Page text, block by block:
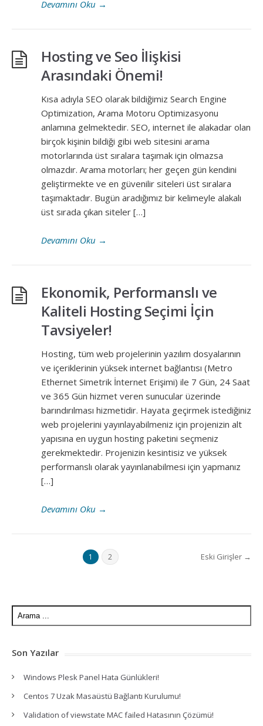
Devamını Oku →
Hosting ve Seo İlişkisi
Arasındaki Önemi!
Kısa adıyla SEO olarak bildiğimiz Search Engine
Optimization, Arama Motoru Optimizasyonu
anlamına gelmektedir. SEO, internet ile alakadar olan
birçok kişinin bildiği gibi web sitesini arama
motorlarında üst sıralara taşımak için olmazsa
olmazdır. Arama motorları; her geçen gün kendini
geliştirmekte ve en güvenilir siteleri üst sıralara
taşımaktadır. Bugün aradığımız bir kelimeyle alakalı
üst sırada çıkan siteler […]
Devamını Oku →
Ekonomik, Performanslı ve
Kaliteli Hosting Seçimi İçin
Tavsiyeler!
Hosting, tüm web projelerinin yazılım dosyalarının
ve içeriklerinin yüksek internet bağlantısı (Metro
Ethernet Simetrik İnternet Erişimi) ile 7 Gün, 24 Saat
ve 365 Gün hizmet veren sunucular üzerinde
barındırılması hizmetidir. Hayata geçirmek istediğiniz
web projelerini yayınlayabilmeniz için projenizin alt
yapısına en uygun hosting paketini seçmeniz
gerekmektedir. Projenizin kesintisiz ve yüksek
performanslı olarak yayınlanabilmesi için yapmanız
[…]
Devamını Oku →
1 2 Eski Girişler →
Son Yazılar
Windows Plesk Panel Hata Günlükleri!
Centos 7 Uzak Masaüstü Bağlantı Kurulumu!
Validation of viewstate MAC failed Hatasının Çözümü!